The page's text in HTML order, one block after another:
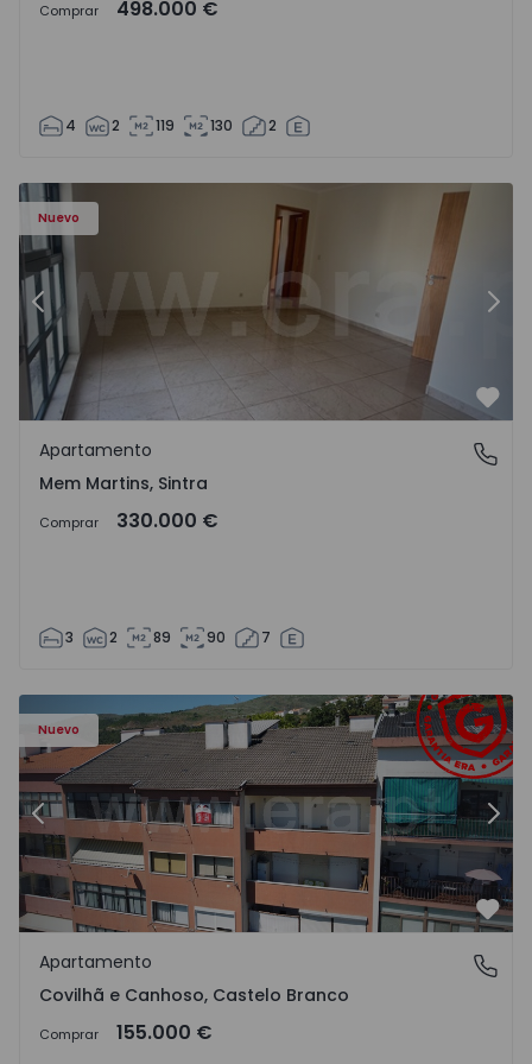
Comprar 498.000 €
4 2 119 130 2
Nuevo
- 15
Apartamento T3 Sintra, Algueirão-Mem Martins -
Anterior
Mem Martins, Sintra
Apartamento
Mem Martins, Sintra
Comprar 330.000 €
3 2 89 90 7
Nuevo
- 18
Apartamento T2 Covilhã, Covilhã e Canhoso - 1497806 -
Anterior
Covilhã e Canhoso, Castelo Branco
Apartamento
Covilhã e Canhoso, Castelo Branco
Comprar 155.000 €